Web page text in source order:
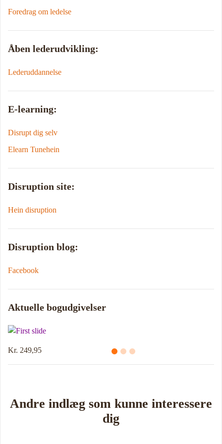
Foredrag om ledelse
Åben lederudvikling:
Lederuddannelse
E-learning:
Disrupt dig selv
Elearn Tunehein
Disruption site:
Hein disruption
Disruption blog:
Facebook
Aktuelle bogudgivelser
Andre indlæg som kunne interessere
dig